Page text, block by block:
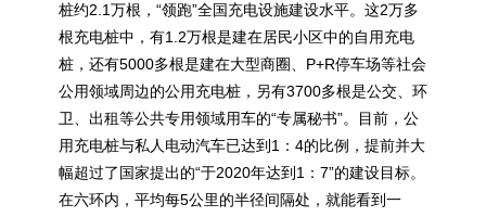
桩约2.1万根，“领跑”全国充电设施建设水平。这2万多
根充电桩中，有1.2万根是建在居民小区中的自用充电
桩，还有5000多根是建在大型商圈、P+R停车场等社会
公用领域周边的公用充电桩，另有3700多根是公交、环
卫、出租等公共专用领域用车的“专属秘书”。目前，公
用充电桩与私人电动汽车已达到1：4的比例，提前并大
幅超过了国家提出的“于2020年达到1：7”的建设目标。
在六环内，平均每5公里的半径间隔处，就能看到一